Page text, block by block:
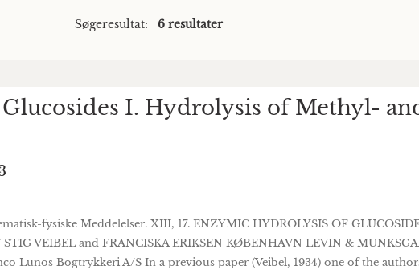
Søgeresultat: 6 resultater
I. Hydrolysis of Methyl-
fysiske Meddelelser. XIII, 17. ENZYMIC HYDROLYSIS OF
VEIBEL and FRANCISKA ERIKSEN KØBENHAVN LEVIN &
Lunos Bogtrykkeri A/S In a previous paper (Veibel, 1934) one of the